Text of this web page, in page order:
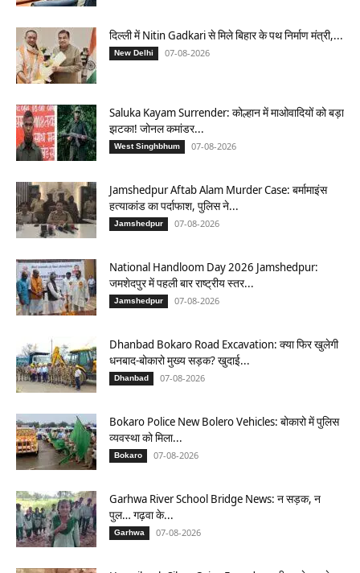
दिल्ली में Nitin Gadkari से मिले बिहार के पथ निर्माण मंत्री,...
New Delhi 07-08-2026
Saluka Kayam Surrender: कोल्हान में माओवादियों को बड़ा
झटका! जोनल कमांडर...
West Singhbhum 07-08-2026
Jamshedpur Aftab Alam Murder Case: बर्मामाइंस
हत्याकांड का पर्दाफाश, पुलिस ने...
Jamshedpur 07-08-2026
National Handloom Day 2026 Jamshedpur:
जमशेदपुर में पहली बार राष्ट्रीय स्तर...
Jamshedpur 07-08-2026
Dhanbad Bokaro Road Excavation: क्या फिर खुलेगी
धनबाद-बोकारो मुख्य सड़क? खुदाई...
Dhanbad 07-08-2026
Bokaro Police New Bolero Vehicles: बोकारो में पुलिस
व्यवस्था को मिला...
Bokaro 07-08-2026
Garhwa River School Bridge News: न सड़क, न
पुल… गढ़वा के...
Garhwa 07-08-2026